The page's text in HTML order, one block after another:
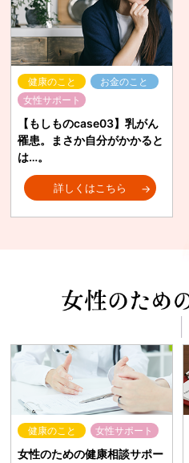
健康のこと
お金のこと
女性サポート
【もしものcase03】乳がん
罹患。まさか自分がかかると
は…。
詳しくはこちら
健康のこと 女性サポート
女性のための健康相談サポー